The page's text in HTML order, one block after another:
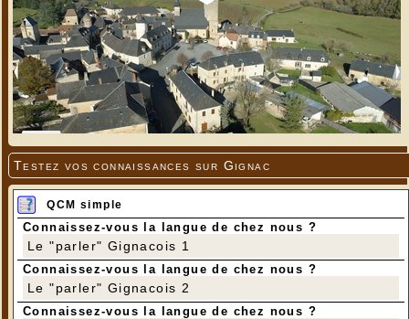
Testez vos connaissances sur Gignac
QCM simple
Connaissez-vous la langue de chez nous ?
Le "parler" Gignacois 1
Connaissez-vous la langue de chez nous ?
Le "parler" Gignacois 2
Connaissez-vous la langue de chez nous ?